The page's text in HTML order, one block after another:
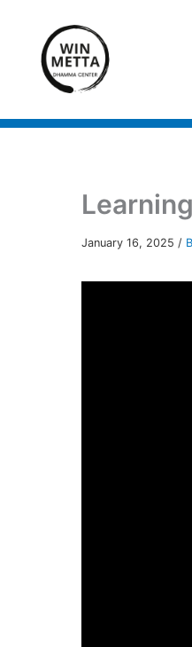
content
January 16, 2025 /